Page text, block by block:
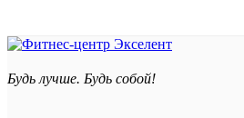
Будь лучше. Будь собой!